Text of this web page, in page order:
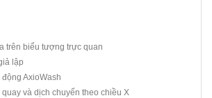
trên biểu tượng trực quan
lập
AxioWash
quay và dịch chuyển theo chiều X